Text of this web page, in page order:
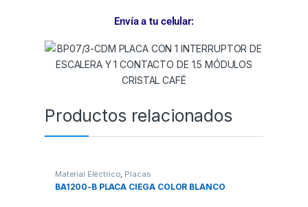
Envía a tu celular:
Productos relacionados
Material Eléctrico, Placas
BA1200-B PLACA CIEGA COLOR BLANCO